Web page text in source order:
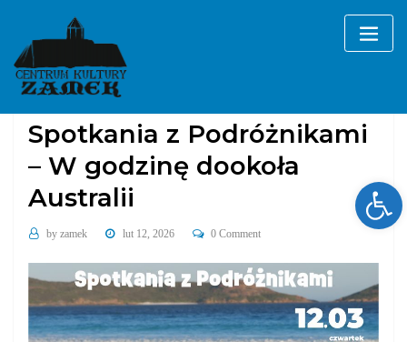
content
Bez kategorii
Spotkania z Podróżnikami
– W godzinę dookoła
Australii
by zamek lut 12, 2026 0 Comment